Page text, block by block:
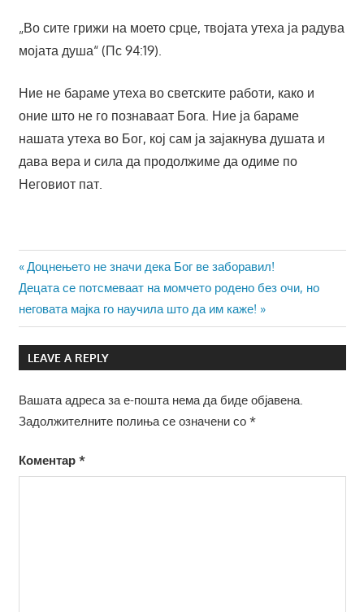
„Во сите грижи на моето срце, твојата утеха ја радува
мојата душа“ (Пс 94:19).
Ние не бараме утеха во светските работи, како и
оние што не го познаваат Бога. Ние ја бараме
нашата утеха во Бог, кој сам ја зајакнува душата и
дава вера и сила да продолжиме да одиме по
Неговиот пат.
Навигација
на
напис
Previous
Post:
Доцнењето не значи дека Бог ве заборавил!
Next
Post:
Децата се потсмеваат на момчето родено без очи, но
неговата мајка го научила што да им каже!
LEAVE A REPLY
Вашата адреса за е-пошта нема да биде објавена.
Задолжителните полиња се означени со *
Коментар *